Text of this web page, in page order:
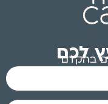
לכם
בהקדם